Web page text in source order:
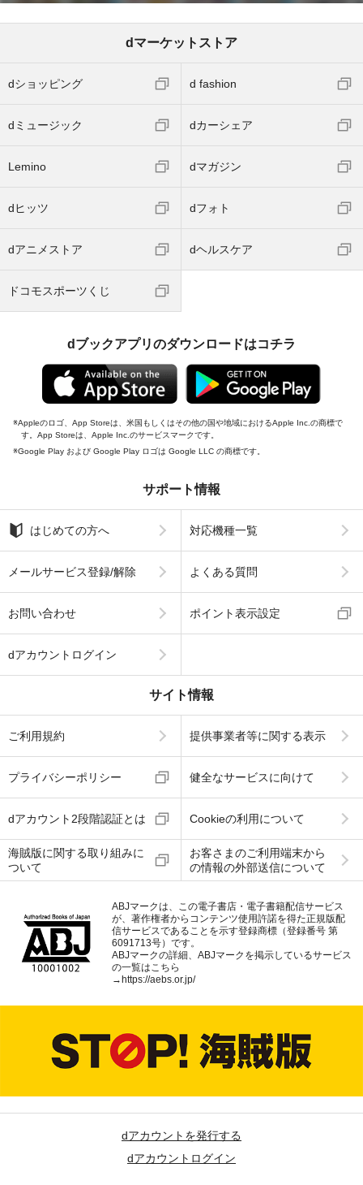
dマーケットストア
dショッピング d fashion
dミュージック dカーシェア
Lemino dマガジン
dヒッツ dフォト
dアニメストア dヘルスケア
ドコモスポーツくじ
dブックアプリのダウンロードはコチラ
Appleのロゴ、App Storeは、米国もしくはその他の国や地域におけるApple Inc.の商標で
す。App Storeは、Apple Inc.のサービスマークです。
Google Play および Google Play ロゴは Google LLC の商標です。
サポート情報
はじめての方へ 対応機種一覧
メールサービス登録/解除 よくある質問
お問い合わせ ポイント表示設定
dアカウントログイン
サイト情報
ご利用規約 提供事業者等に関する表示
プライバシーポリシー 健全なサービスに向けて
dアカウント2段階認証とは Cookieの利用について
海賊版に関する取り組みに
ついて
お客さまのご利用端末から
の情報の外部送信について
ABJマークは、この電子書店・電子書籍配信サービス
が、著作権者からコンテンツ使用許諾を得た正規版配
信サービスであることを示す登録商標（登録番号 第
6091713号）です。
ABJマークの詳細、ABJマークを掲示しているサービス
の一覧はこちら
→ https://aebs.or.jp/
dアカウントを発行する
dアカウントログイン